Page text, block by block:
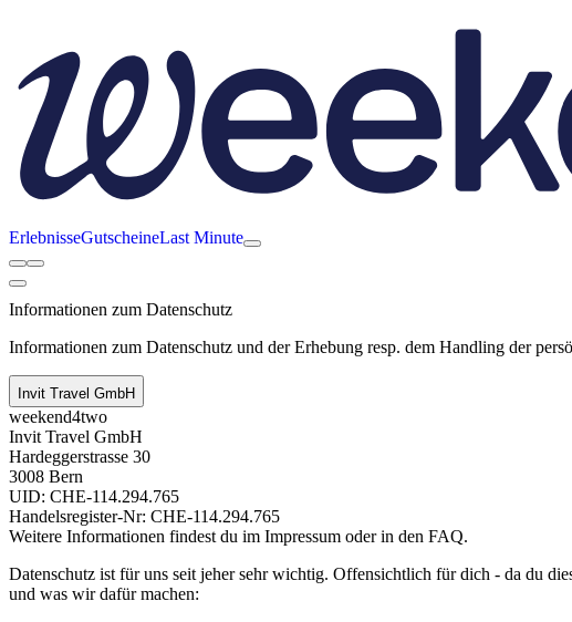
ErlebnisseGutscheineLast Minute
Informationen zum Datenschutz
Informationen zum Datenschutz und der Erhebung resp. dem Handling der
Invit Travel GmbH
weekend4two
Invit Travel GmbH
Hardeggerstrasse 30
3008 Bern
UID: CHE-114.294.765
Handelsregister-Nr: CHE-114.294.765
Weitere Informationen findest du im Impressum oder in den FAQ.
Datenschutz ist für uns seit jeher sehr wichtig. Offensichtlich für dich - da du
und was wir dafür machen: